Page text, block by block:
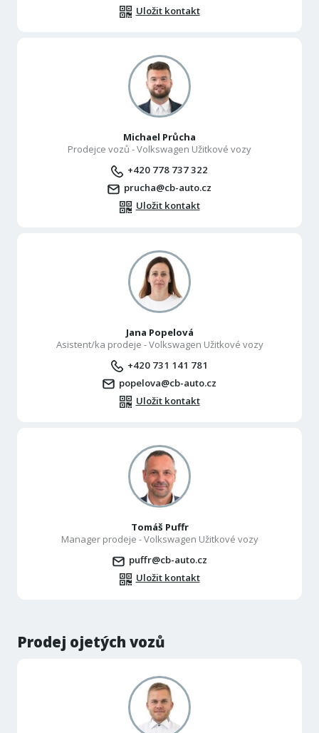
Uložit kontakt
Michael Průcha
Prodejce vozů - Volkswagen Užitkové vozy
+420 778 737 322
prucha@cb-auto.cz
Uložit kontakt
Jana Popelová
Asistent/ka prodeje - Volkswagen Užitkové vozy
+420 731 141 781
popelova@cb-auto.cz
Uložit kontakt
Tomáš Puffr
Manager prodeje - Volkswagen Užitkové vozy
puffr@cb-auto.cz
Uložit kontakt
Prodej ojetých vozů